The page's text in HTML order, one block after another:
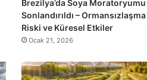
Brezilya’da Soya Moratoryumu
Sonlandırıldı – Ormansızlaşma
Riski ve Küresel Etkiler
Ocak 21, 2026